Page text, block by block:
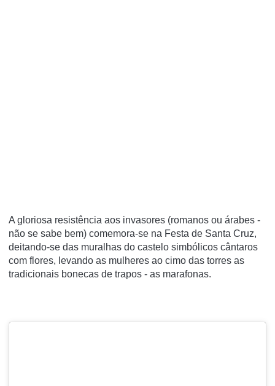
A gloriosa resistência aos invasores (romanos ou árabes -
não se sabe bem) comemora-se na Festa de Santa Cruz,
deitando-se das muralhas do castelo simbólicos cântaros
com flores, levando as mulheres ao cimo das torres as
tradicionais bonecas de trapos - as marafonas.